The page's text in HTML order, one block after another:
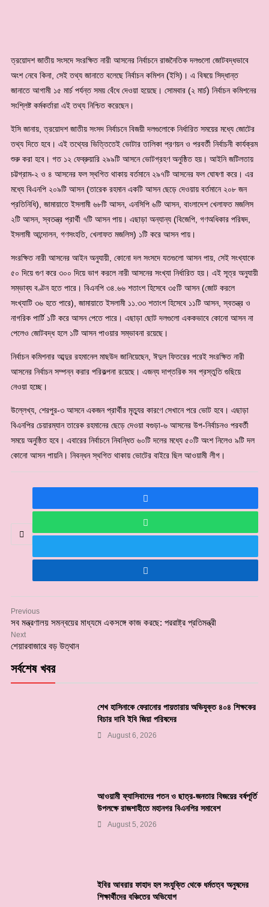
ত্রয়োদশ জাতীয় সংসদে সংরক্ষিত নারী আসনের নির্বাচনে রাজনৈতিক দলগুলো জোটবদ্ধভাবে
অংশ নেবে কিনা, সেই তথ্য জানাতে বলেছে নির্বাচন কমিশন (ইসি)। এ বিষয়ে সিদ্ধান্ত
জানাতে আগামী ১৫ মার্চ পর্যন্ত সময় বেঁধে দেওয়া হয়েছে। সোমবার (২ মার্চ) নির্বাচন কমিশনের
সংশ্লিষ্ট কর্মকর্তারা এই তথ্য নিশ্চিত করেছেন।
ইসি জানায়, ত্রয়োদশ জাতীয় সংসদ নির্বাচনে বিজয়ী দলগুলোকে নির্ধারিত সময়ের মধ্যে জোটের
তথ্য দিতে হবে। এই তথ্যের ভিত্তিতেই ভোটার তালিকা প্রণয়ন ও পরবর্তী নির্বাচনী কার্যক্রম
শুরু করা হবে। গত ১২ ফেব্রুয়ারি ২৯৯টি আসনে ভোটগ্রহণ অনুষ্ঠিত হয়। আইনি জটিলতায়
চট্টগ্রাম-২ ও ৪ আসনের ফল স্থগিত থাকায় বর্তমানে ২৯৭টি আসনের ফল ঘোষণা করে। এর
মধ্যে বিএনপি ২০৯টি আসন (তারেক রহমান একটি আসন ছেড়ে দেওয়ায় বর্তমানে ২০৮ জন
প্রতিনিধি), জামায়াতে ইসলামী ৬৮টি আসন, এনসিপি ৬টি আসন, বাংলাদেশ খেলাফত মজলিস
২টি আসন, স্বতন্ত্র প্রার্থী ৭টি আসন পায়। এছাড়া অন্যান্য (বিজেপি, গণঅধিকার পরিষদ,
ইসলামী আন্দোলন, গণসংহতি, খেলাফত মজলিস) ১টি করে আসন পায়।
সংরক্ষিত নারী আসনের আইন অনুযায়ী, কোনো দল সংসদে যতগুলো আসন পায়, সেই সংখ্যাকে
৫০ দিয়ে গুণ করে ৩০০ দিয়ে ভাগ করলে নারী আসনের সংখ্যা নির্ধারিত হয়। এই সূত্র অনুযায়ী
সম্ভাব্য বণ্টন হতে পারে। বিএনপি ৩৪.৬৬ শতাংশ হিসেবে ৩৫টি আসন (জোট করলে
সংখ্যাটি ৩৬ হতে পারে), জামায়াতে ইসলামী ১১.৩৩ শতাংশ হিসেবে ১১টি আসন, স্বতন্ত্র ও
নাগরিক পার্টি ১টি করে আসন পেতে পারে। এছাড়া ছোট দলগুলো এককভাবে কোনো আসন না
পেলেও জোটবদ্ধ হলে ১টি আসন পাওয়ার সম্ভাবনা রয়েছে।
নির্বাচন কমিশনার আব্দুর রহমানেল মাছউদ জানিয়েছেন, ঈদুল ফিতরের পরেই সংরক্ষিত নারী
আসনের নির্বাচন সম্পন্ন করার পরিকল্পনা রয়েছে। এজন্য দাপ্তরিক সব প্রস্তুতি গুছিয়ে
নেওয়া হচ্ছে।
উল্লেখ্য, শেরপুর-৩ আসনে একজন প্রার্থীর মৃত্যুর কারণে সেখানে পরে ভোট হবে। এছাড়া
বিএনপির চেয়ারম্যান তারেক রহমানের ছেড়ে দেওয়া বগুড়া-৬ আসনের উপ-নির্বাচনও পরবর্তী
সময়ে অনুষ্ঠিত হবে। এবারের নির্বাচনে নিবন্ধিত ৬০টি দলের মধ্যে ৫০টি অংশ নিলেও ৯টি দল
কোনো আসন পায়নি। নিবন্ধন স্থগিত থাকায় ভোটের বাইরে ছিল আওয়ামী লীগ।
Previous
সব মন্ত্রণালয় সমন্বয়ের মাধ্যমে একসঙ্গে কাজ করছে: পররাষ্ট্র প্রতিমন্ত্রী
Next
শেয়ারবাজারে বড় উত্থান
সর্বশেষ খবর
শেখ হাসিনাকে ফেরানোর পায়তারায় অভিযুক্ত ৪০৪ শিক্ষকের
বিচার দাবি ইবি জিয়া পরিষদের
August 6, 2026
আওয়ামী ফ্যাসিবাদের পতন ও ছাত্র-জনতার বিজয়ের বর্ষপূর্তি
উপলক্ষে রাজশাহীতে মহানগর বিএনপির সমাবেশ
August 5, 2026
ইবির আবরার ফাহাদ হল সংযুক্তি থেকে ধর্মতত্ব অনুষদের
শিক্ষার্থীদের বঞ্চিতের অভিযোগ